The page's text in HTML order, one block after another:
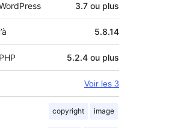
3.7 ou plus
5.8.14
5.2.4 ou plus
Voir les 3
copyright image